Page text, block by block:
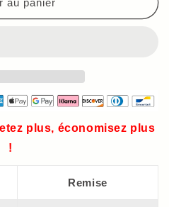
au panier
plus, économisez plus
!
Remise